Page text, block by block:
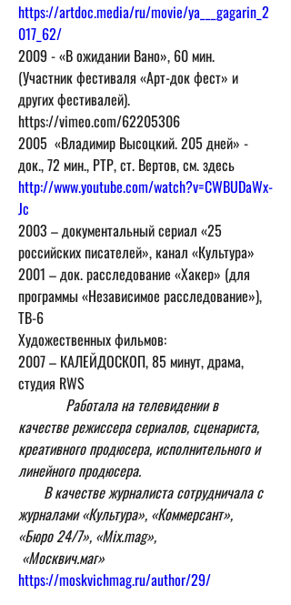
https://artdoc.media/ru/movie/ya___gagarin_2
017_62/
2009 - «В ожидании Вано», 60 мин.
(Участник фестиваля «Арт-док фест» и
других фестивалей).
https://vimeo.com/62205306
2005  «Владимир Высоцкий. 205 дней» -
док., 72 мин., РТР, ст. Вертов, см. здесь
http://www.youtube.com/watch?v=CWBUDaWx-
Jc
2003 – документальный сериал «25
российских писателей», канал «Культура»
2001 – док. расследование «Хакер» (для
программы «Независимое расследование»),
ТВ-6
Художественных фильмов:
2007 – КАЛЕЙДОСКОП, 85 минут, драма,
студия RWS
Работала на телевидении в
качестве режиссера сериалов, сценариста,
креативного продюсера, исполнительного и
линейного продюсера.
журналами «Культура», «Коммерсант»,
«Бюро 24/7», «Mix.mag»,
«Москвич.маг»
https://moskvichmag.ru/author/29/